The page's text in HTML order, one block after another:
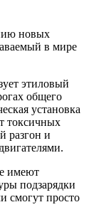
новых
в мире
этиловый
общего
установка
токсичных
разгон и
имеют
подзарядки
смогут просто